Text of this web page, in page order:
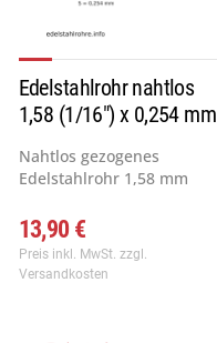
Edelstahlrohr nahtlos
1,58 (1/16") x 0,254 mm
Nahtlos gezogenes
Edelstahlrohr 1,58 mm
13,90 €
Preis inkl. MwSt. zzgl.
Versandkosten